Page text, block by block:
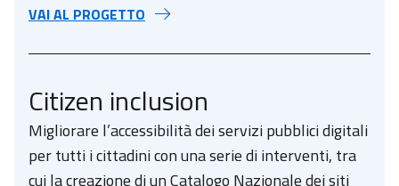
VAI AL PROGETTO
Citizen inclusion
Migliorare l’accessibilità dei servizi pubblici digitali
per tutti i cittadini con una serie di interventi, tra
cui la creazione di un Catalogo Nazionale dei siti